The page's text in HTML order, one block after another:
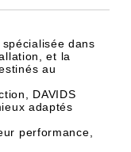
spécialisée dans
et la
au
DAVIDS
adaptés
performance,